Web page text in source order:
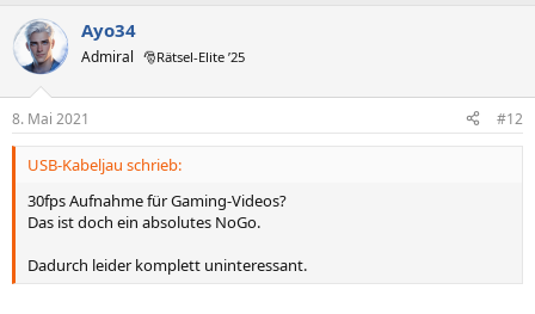
Ayo34
Admiral 🎅Rätsel-Elite ’25
8. Mai 2021 #12
USB-Kabeljau schrieb:
30fps Aufnahme für Gaming-Videos?
Das ist doch ein absolutes NoGo.
Dadurch leider komplett uninteressant.